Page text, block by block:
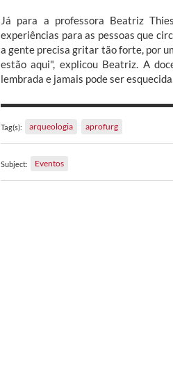
Já para a professora Beatriz
experiências para as pessoas que
a gente precisa gritar tão forte, por
estão aqui", explicou Beatriz. A
lembrada e jamais pode ser esquecida.
Tag(s): arqueologia aprofurg
Subject: Eventos